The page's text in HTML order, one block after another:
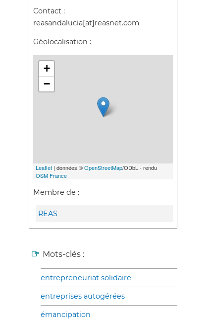
Contact :
reasandalucia[at]reasnet.com
Géolocalisation :
+
−
Leaflet | données ©OpenStreetMap/ODbL - rendu
OSM France
Membre de :
REAS
Mots-clés :
entrepreneuriat solidaire
entreprises autogérées
émancipation